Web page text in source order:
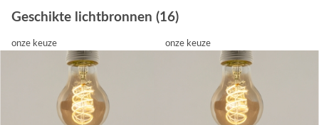
Geschikte lichtbronnen (16)
onze keuze onze keuze